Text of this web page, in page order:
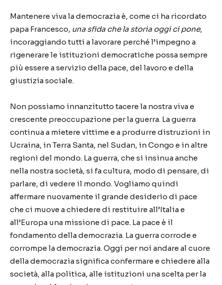
Mantenere viva la democrazia è, come ci ha ricordato
papa Francesco, una sfida che la storia oggi ci pone,
incoraggiando tutti a lavorare perché l’impegno a
rigenerare le istituzioni democratiche possa sempre
più essere a servizio della pace, del lavoro e della
giustizia sociale.
Non possiamo innanzitutto tacere la nostra viva e
crescente preoccupazione per la guerra. La guerra
continua a mietere vittime e a produrre distruzioni in
Ucraina, in Terra Santa, nel Sudan, in Congo e in altre
regioni del mondo. La guerra, che si insinua anche
nella nostra società, si fa cultura, modo di pensare, di
parlare, di vedere il mondo. Vogliamo quindi
affermare nuovamente il grande desiderio di pace
che ci muove a chiedere di restituire all’Italia e
all’Europa una missione di pace. La pace è il
fondamento della democrazia. La guerra corrode e
corrompe la democrazia. Oggi per noi andare al cuore
della democrazia significa confermare e chiedere alla
società, alla politica, alle istituzioni una scelta per la